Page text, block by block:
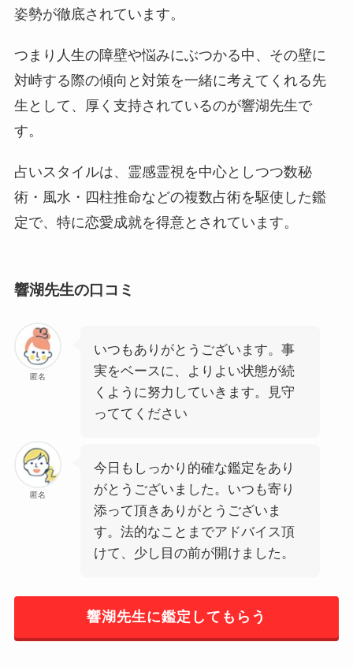
姿勢が徹底されています。
つまり人生の障壁や悩みにぶつかる中、その壁に
対峙する際の傾向と対策を一緒に考えてくれる先
生として、厚く支持されているのが響湖先生で
す。
占いスタイルは、霊感霊視を中心としつつ数秘
術・風水・四柱推命などの複数占術を駆使した鑑
定で、特に恋愛成就を得意とされています。
響湖先生の口コミ
匿名
いつもありがとうございます。事
実をベースに、よりよい状態が続
くように努力していきます。見守
っててください
匿名
今日もしっかり的確な鑑定をあり
がとうございました。いつも寄り
添って頂きありがとうございま
す。法的なことまでアドバイス頂
けて、少し目の前が開けました。
響湖先生に鑑定してもらう